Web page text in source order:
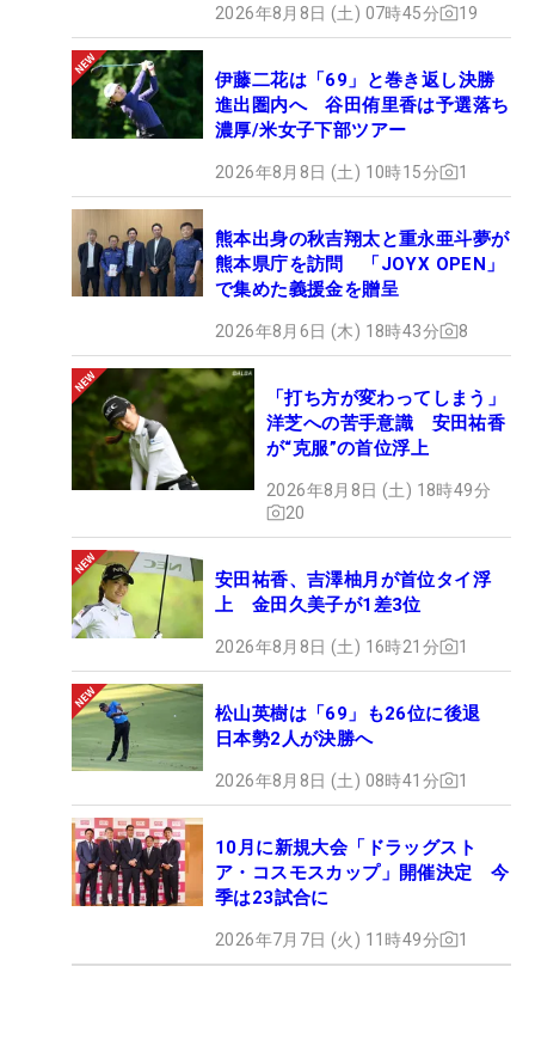
2026年8月8日 (土) 07時45分 19
伊藤二花は「69」と巻き返し決勝
進出圏内へ 谷田侑里香は予選落ち
濃厚/米女子下部ツアー
2026年8月8日 (土) 10時15分 1
熊本出身の秋吉翔太と重永亜斗夢が
熊本県庁を訪問 「JOYX OPEN」
で集めた義援金を贈呈
2026年8月6日 (木) 18時43分 8
「打ち方が変わってしまう」
洋芝への苦手意識 安田祐香
が“克服”の首位浮上
2026年8月8日 (土) 18時49分
20
安田祐香、吉澤柚月が首位タイ浮
上 金田久美子が1差3位
2026年8月8日 (土) 16時21分 1
松山英樹は「69」も26位に後退
日本勢2人が決勝へ
2026年8月8日 (土) 08時41分 1
10月に新規大会「ドラッグスト
ア・コスモスカップ」開催決定 今
季は23試合に
2026年7月7日 (火) 11時49分 1